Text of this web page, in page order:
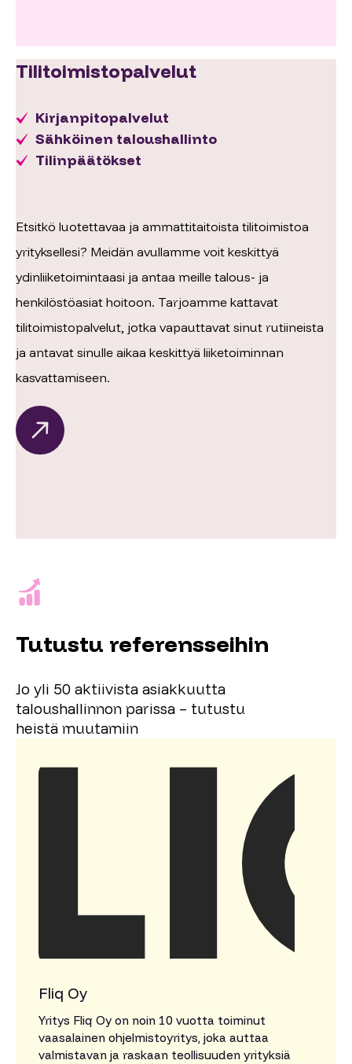
Tilitoimistopalvelut
Kirjanpitopalvelut
Sähköinen taloushallinto
Tilinpäätökset
Etsitkö luotettavaa ja ammattitaitoista tilitoimistoa
yrityksellesi? Meidän avullamme voit keskittyä
ydinliiketoimintaasi ja antaa meille talous- ja
henkilöstöasiat hoitoon. Tarjoamme kattavat
tilitoimistopalvelut, jotka vapauttavat sinut rutiineista
ja antavat sinulle aikaa keskittyä liiketoiminnan
kasvattamiseen.
Tutustu referensseihin
Jo yli 50 aktiivista asiakkuutta
taloushallinnon parissa – tutustu
heistä muutamiin
Fliq Oy
Yritys Fliq Oy on noin 10 vuotta toiminut
vaasalainen ohjelmistoyritys, joka auttaa
valmistavan ja raskaan teollisuuden yrityksiä